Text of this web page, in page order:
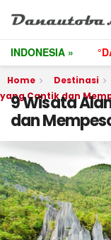
INDONESIA »
Home Destinasi
yang Cantik dan
9 Wisata
dan